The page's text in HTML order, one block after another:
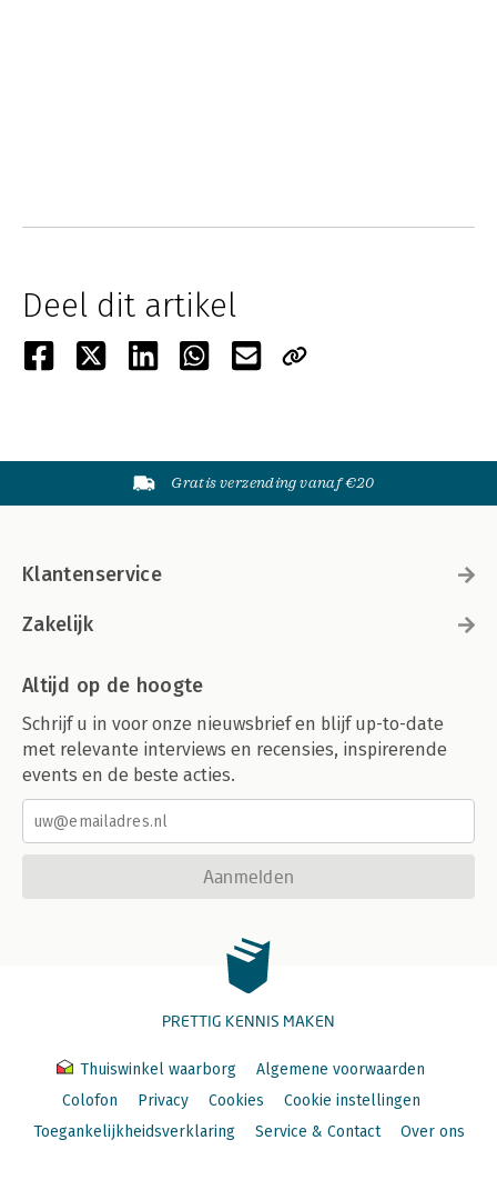
Deel dit artikel
Gratis verzending vanaf €20
Klantenservice
Zakelijk
Altijd op de hoogte
Schrijf u in voor onze nieuwsbrief en blijf up-to-date
met relevante interviews en recensies, inspirerende
events en de beste acties.
Aanmelden
PRETTIG KENNIS MAKEN
Thuiswinkel waarborg
Algemene voorwaarden
Colofon
Privacy Cookies
Cookie instellingen
Toegankelijkheidsverklaring
Service & Contact Over ons